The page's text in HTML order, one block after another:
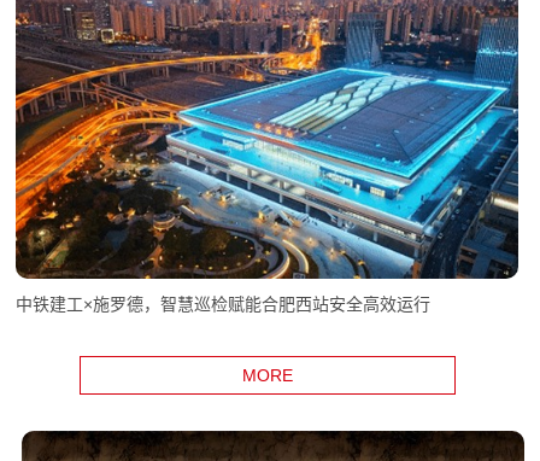
中铁建工×施罗德，智慧巡检赋能合肥西站安全高效运行
MORE